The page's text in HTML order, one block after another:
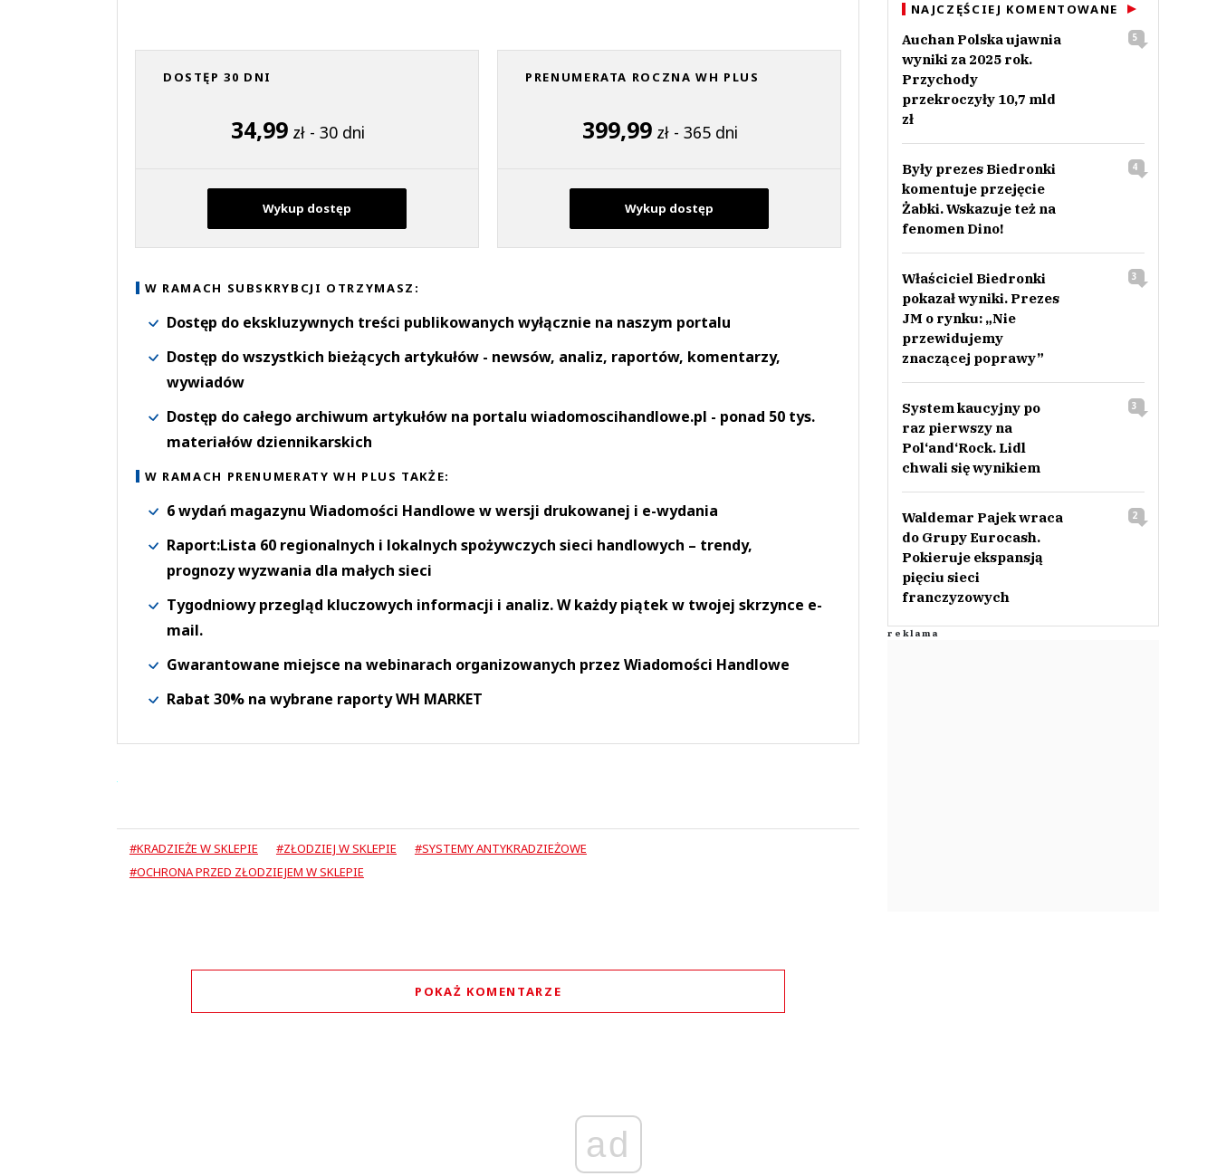
DOSTĘP 30 DNI
34,99 zł - 30 dni
Wykup dostęp
PRENUMERATA ROCZNA WH PLUS
399,99 zł - 365 dni
Wykup dostęp
W RAMACH SUBSKRYBCJI OTRZYMASZ:
Dostęp do ekskluzywnych treści publikowanych wyłącznie na naszym portalu
Dostęp do wszystkich bieżących artykułów - newsów, analiz, raportów, komentarzy,
wywiadów
Dostęp do całego archiwum artykułów na portalu wiadomoscihandlowe.pl - ponad 50 tys.
materiałów dziennikarskich
W RAMACH PRENUMERATY WH PLUS TAKŻE:
6 wydań magazynu Wiadomości Handlowe w wersji drukowanej i e-wydania
Raport:Lista 60 regionalnych i lokalnych spożywczych sieci handlowych – trendy,
prognozy wyzwania dla małych sieci
Tygodniowy przegląd kluczowych informacji i analiz. W każdy piątek w twojej skrzynce e-
mail.
Gwarantowane miejsce na webinarach organizowanych przez Wiadomości Handlowe
Rabat 30% na wybrane raporty WH MARKET
#KRADZIEŻE W SKLEPIE #ZŁODZIEJ W SKLEPIE
#SYSTEMY ANTYKRADZIEŻOWE
#OCHRONA PRZED ZŁODZIEJEM W SKLEPIE
POKAŻ KOMENTARZE
NAJCZĘŚCIEJ KOMENTOWANE
Auchan Polska ujawnia
wyniki za 2025 rok.
Przychody
przekroczyły 10,7 mld
zł
5
Były prezes Biedronki
komentuje przejęcie
Żabki. Wskazuje też na
fenomen Dino!
4
Właściciel Biedronki
pokazał wyniki. Prezes
JM o rynku: „Nie
przewidujemy
znaczącej poprawy”
3
System kaucyjny po
raz pierwszy na
Pol‘and‘Rock. Lidl
chwali się wynikiem
3
Waldemar Pajek wraca
do Grupy Eurocash.
Pokieruje ekspansją
pięciu sieci
franczyzowych
2
ad